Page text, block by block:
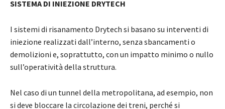
SISTEMA DI INIEZIONE DRYTECH
I sistemi di risanamento Drytech si basano su interventi di
iniezione realizzati dall’interno, senza sbancamenti o
demolizioni e, soprattutto, con un impatto minimo o nullo
sull’operatività della struttura.
Nel caso di un tunnel della metropolitana, ad esempio, non
si deve bloccare la circolazione dei treni, perché si